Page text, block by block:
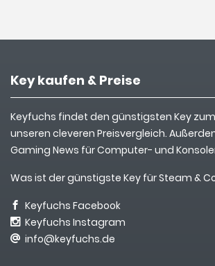
Key kaufen & Preise
Keyfuchs findet den günstigsten Key
unseren cleveren Preisvergleich.
Gaming News für Computer- und
Was ist der günstigste Key für Steam &
Keyfuchs Facebook
Keyfuchs Instagram
info@keyfuchs.de